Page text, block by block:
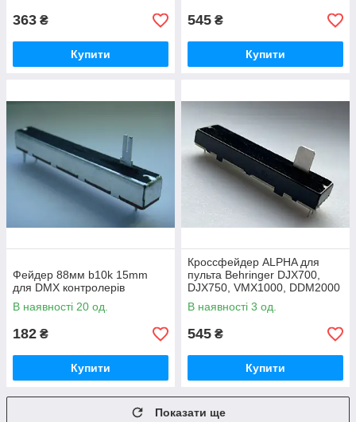
363 ₴
Купити
545 ₴
Купити
Фейдер 88мм b10k 15mm
для DMX контролерів
В наявності 20 од.
182 ₴
Купити
Кроссфейдер ALPHA для
пульта Behringer DJX700,
DJX750, VMX1000, DDM2000
DDM4000
В наявності 3 од.
545 ₴
Купити
Показати ще